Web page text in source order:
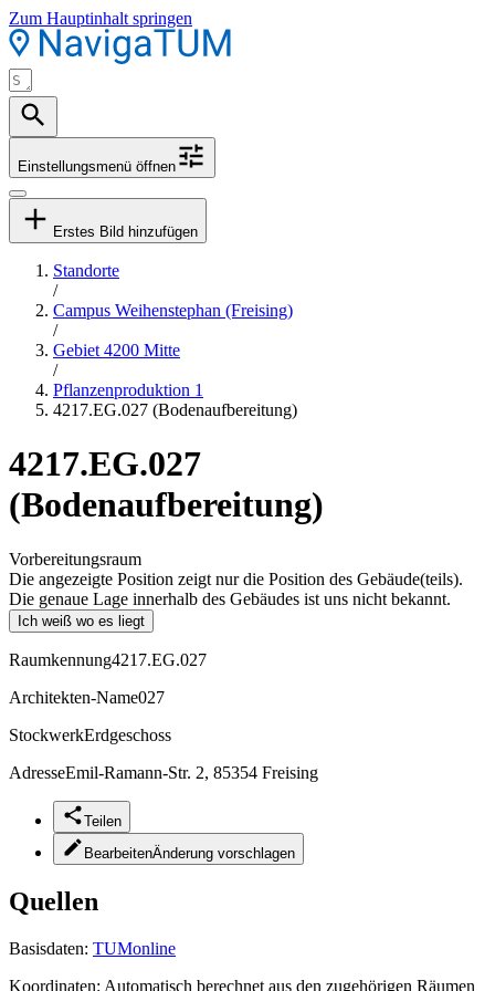
Zum Hauptinhalt springen
Einstellungsmenü öffnen
Erstes Bild hinzufügen
Standorte
/
Campus Weihenstephan (Freising)
/
Gebiet 4200 Mitte
/
Pflanzenproduktion 1
4217.EG.027 (Bodenaufbereitung)
4217.EG.027
(Bodenaufbereitung)
Vorbereitungsraum
Die angezeigte Position zeigt nur die Position des Gebäude(teils).
Die genaue Lage innerhalb des Gebäudes ist uns nicht bekannt.
Ich weiß wo es liegt
Raumkennung4217.EG.027
Architekten-Name027
StockwerkErdgeschoss
AdresseEmil-Ramann-Str. 2, 85354 Freising
Teilen
BearbeitenÄnderung vorschlagen
Quellen
Basisdaten: TUMonline
Koordinaten: Automatisch berechnet aus den zugehörigen Räumen